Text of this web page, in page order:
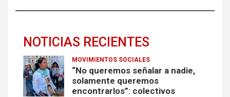
NOTICIAS RECIENTES
MOVIMIENTOS SOCIALES
“No queremos señalar a nadie,
solamente queremos
encontrarlos”: colectivos